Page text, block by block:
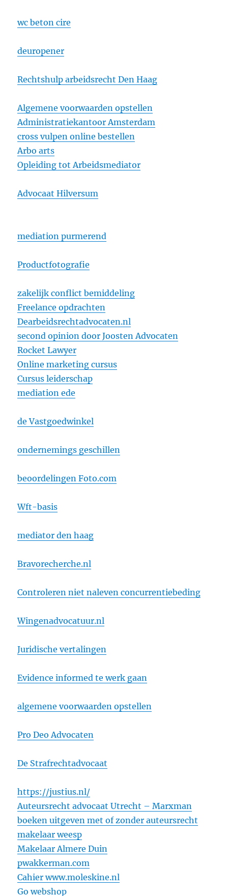
wc beton cire
deuropener
Rechtshulp arbeidsrecht Den Haag
Algemene voorwaarden opstellen
Administratiekantoor Amsterdam
cross vulpen online bestellen
Arbo arts
Opleiding tot Arbeidsmediator
Advocaat Hilversum
mediation purmerend
Productfotografie
zakelijk conflict bemiddeling
Freelance opdrachten
Dearbeidsrechtadvocaten.nl
second opinion door Joosten Advocaten
Rocket Lawyer
Online marketing cursus
Cursus leiderschap
mediation ede
de Vastgoedwinkel
ondernemings geschillen
beoordelingen Foto.com
Wft-basis
mediator den haag
Bravorecherche.nl
Controleren niet naleven concurrentiebeding
Wingenadvocatuur.nl
Juridische vertalingen
Evidence informed te werk gaan
algemene voorwaarden opstellen
Pro Deo Advocaten
De Strafrechtadvocaat
https://justius.nl/
Auteursrecht advocaat Utrecht – Marxman
boeken uitgeven met of zonder auteursrecht
makelaar weesp
Makelaar Almere Duin
pwakkerman.com
Cahier www.moleskine.nl
Go webshop